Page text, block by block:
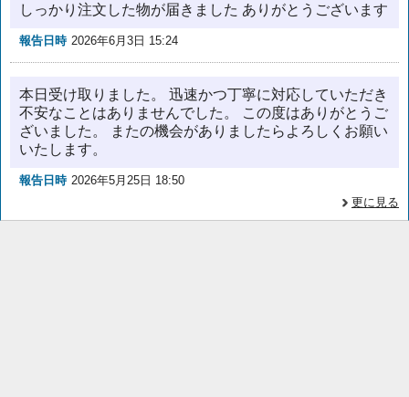
しっかり注文した物が届きました ありがとうございます
報告日時 2026年6月3日 15:24
本日受け取りました。 迅速かつ丁寧に対応していただき
不安なことはありませんでした。 この度はありがとうご
ざいました。 またの機会がありましたらよろしくお願い
いたします。
報告日時 2026年5月25日 18:50
更に見る